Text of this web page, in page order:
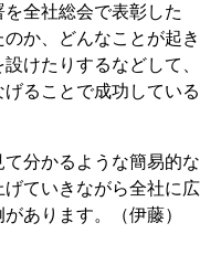
全社総会で表彰した
か、どんなことが起き
けたりするなどして、
ることで成功している
分かるような簡易的な
ていきながら全社に広
あります。（伊藤）